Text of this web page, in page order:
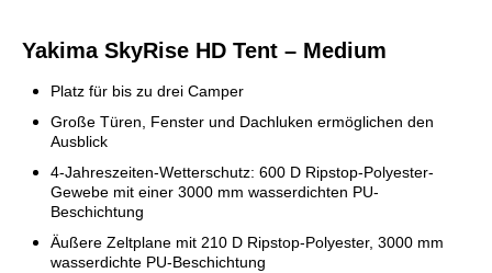
Yakima SkyRise HD Tent – Medium
Platz für bis zu drei Camper
Große Türen, Fenster und Dachluken ermöglichen den
Ausblick
4-Jahreszeiten-Wetterschutz: 600 D Ripstop-Polyester-
Gewebe mit einer 3000 mm wasserdichten PU-
Beschichtung
Äußere Zeltplane mit 210 D Ripstop-Polyester, 3000 mm
wasserdichte PU-Beschichtung